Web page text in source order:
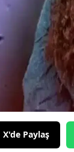
X'de Paylaş